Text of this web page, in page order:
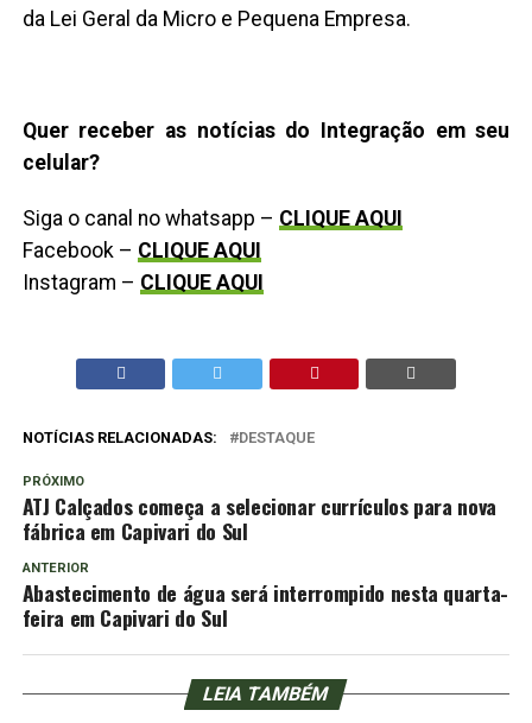
da Lei Geral da Micro e Pequena Empresa.
Quer receber as notícias do Integração em seu
celular?
Siga o canal no whatsapp – CLIQUE AQUI
Facebook – CLIQUE AQUI
Instagram – CLIQUE AQUI
NOTÍCIAS RELACIONADAS: DESTAQUE
PRÓXIMO
ATJ Calçados começa a selecionar currículos para nova
fábrica em Capivari do Sul
ANTERIOR
Abastecimento de água será interrompido nesta quarta-
feira em Capivari do Sul
LEIA TAMBÉM